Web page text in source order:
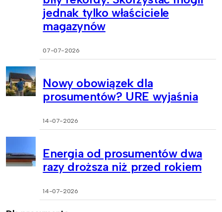
jednak tylko właściciele
magazynów
07-07-2026
Nowy obowiązek dla
prosumentów? URE wyjaśnia
14-07-2026
Energia od prosumentów dwa
razy droższa niż przed rokiem
14-07-2026